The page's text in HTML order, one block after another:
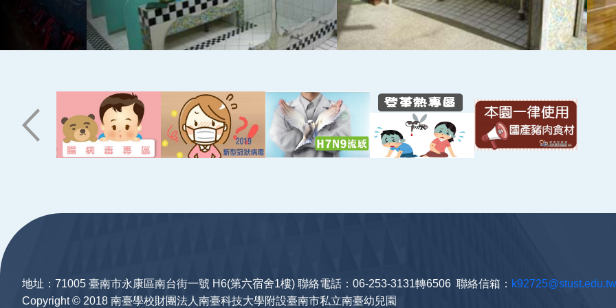
地址：71005 臺南市永康區南台街一號 H6(第六宿舍1樓) 聯絡電話：06-253-3131轉6506 聯絡信箱： k92725@stust.edu.tw
Copyright © 2018 南臺學校財團法人南臺科技大學附設臺南市私立南臺幼兒園